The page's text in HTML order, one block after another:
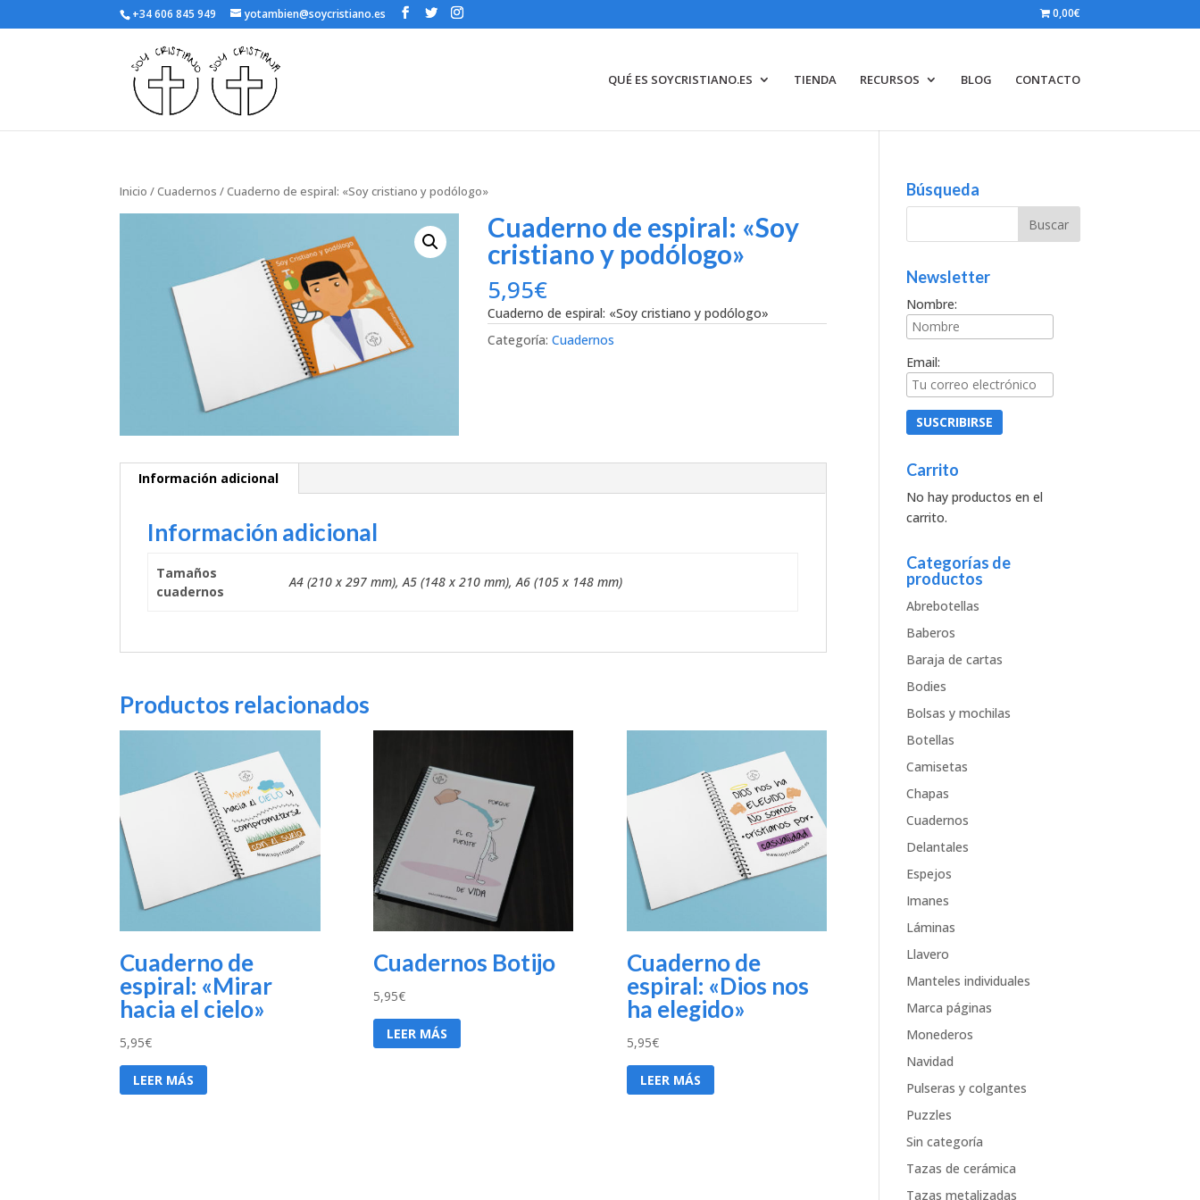
+34 606 845 949 yotambien@soycristiano.es 0,00€
QUÉ ES SOYCRISTIANO.ES TIENDA RECURSOS BLOG CONTACTO
Inicio /Cuadernos / Cuaderno de espiral: «Soy cristiano y podólogo»
Cuaderno de espiral: «Soy
cristiano y podólogo»
5,95€
Cuaderno de espiral: «Soy cristiano y podólogo»
Categoría:Cuadernos
Información adicional
Información adicional
Tamaños
cuadernos
A4 (210 x 297 mm), A5 (148 x 210 mm), A6 (105 x 148 mm)
Productos relacionados
Cuaderno de
espiral: «Mirar
hacia el cielo»
5,95€
LEER MÁS
Cuadernos Botijo
5,95€
LEER MÁS
Cuaderno de
espiral: «Dios nos
ha elegido»
5,95€
LEER MÁS
Búsqueda
Newsletter
Nombre:
Email:
Carrito
No hay productos en el
carrito.
Categorías de
productos
Abrebotellas
Baberos
Baraja de cartas
Bodies
Bolsas y mochilas
Botellas
Camisetas
Chapas
Cuadernos
Delantales
Espejos
Imanes
Láminas
Llavero
Manteles individuales
Marca páginas
Monederos
Navidad
Pulseras y colgantes
Puzzles
Sin categoría
Tazas de cerámica
Tazas metalizadas